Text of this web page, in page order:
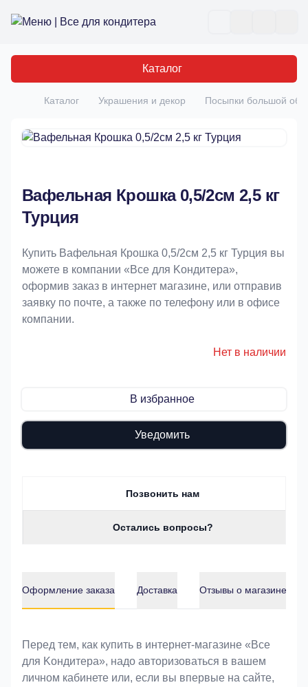
Все для кондитера
Каталог
Главная
Каталог Украшения и декор Посыпки большой
Вафельная Крошка 0,5/2см 2,5 кг
Турция
Купить Вафельная Крошка 0,5/2см 2,5 кг Турция вы
можете в компании «Bce для Koндитeрa»,
оформив заказ в интернет магазине, или отправив
заявку по почте, а также по телефону или в офисе
компании.
Нет в наличии
В избранное
Уведомить
Позвонить нам
Остались вопросы?
Оформление заказа Доставка Отзывы о магазине
Оформление заказа
Перед тем, как купить в интернет-магазине «Bce
для Koндитeрa», надо авторизоваться в вашем
личном кабинете или, если вы впервые на сайте,